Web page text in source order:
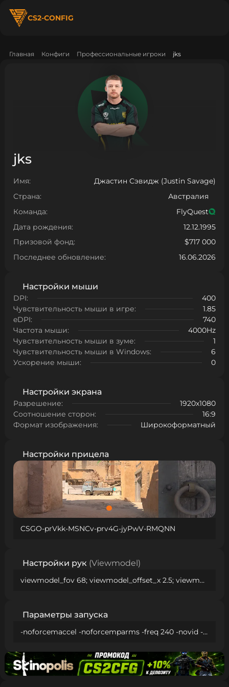
CS2-CONFIG
Главная Конфиги Профессиональные игроки jks
jks
Имя:
Джастин Сэвидж (Justin Savage)
Страна:
Австралия
Команда:
FlyQuest
Дата рождения:
12.12.1995
Призовой фонд:
$717 000
Последнее обновление:
16.06.2026
Настройки мыши
DPI:
400
Чувствительность мыши в игре:
1.85
eDPI:
740
Частота мыши:
4000Hz
Чувствительность мыши в зуме:
1
Чувствительность мыши в Windows:
6
Ускорение мыши:
0
Настройки экрана
Разрешение:
1920x1080
Соотношение сторон:
16:9
Формат изображения:
Широкоформатный
Настройки прицела
CSGO-prVkk-MSNCv-prv4G-jyPwV-RMQNN
Настройки рук (Viewmodel)
viewmodel_fov 68; viewmodel_offset_x 2.5; viewmodel_offset_y 0; viewmodel_offset_z -1.5; viewmodel_presetpos 2;
Параметры запуска
-noforcemaccel -noforcemparms -freq 240 -novid -tickrate 128 -high